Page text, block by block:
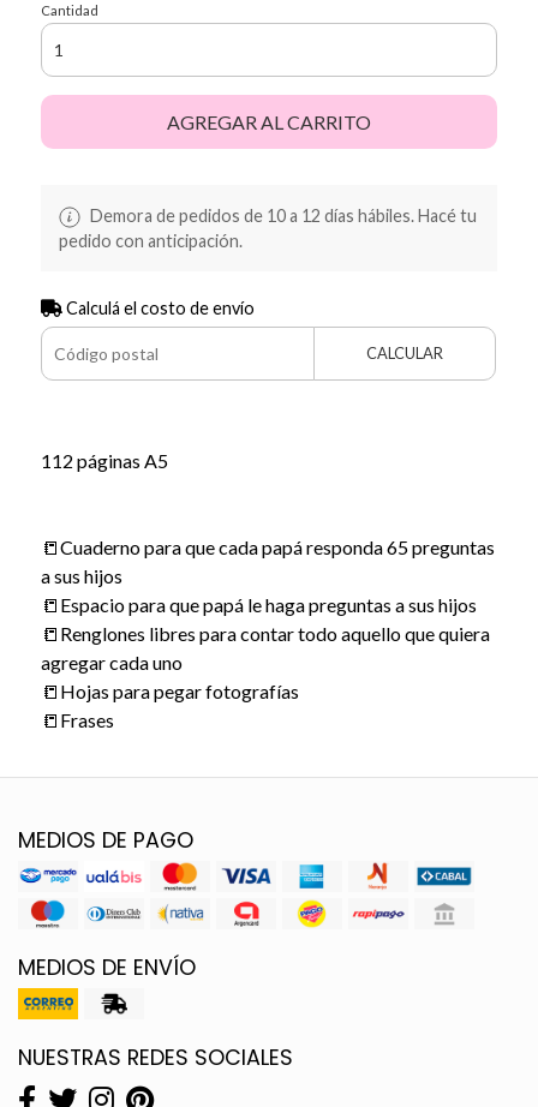
Cantidad
AGREGAR AL CARRITO
Demora de pedidos de 10 a 12 días hábiles. Hacé tu
pedido con anticipación.
Calculá el costo de envío
CALCULAR
112 páginas A5
📒Cuaderno para que cada papá responda 65 preguntas
a sus hijos
📒Espacio para que papá le haga preguntas a sus hijos
📒Renglones libres para contar todo aquello que quiera
agregar cada uno
📒Hojas para pegar fotografías
📒Frases
MEDIOS DE PAGO
MEDIOS DE ENVÍO
NUESTRAS REDES SOCIALES